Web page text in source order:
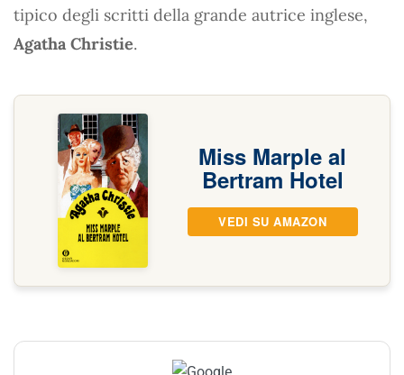
tipico degli scritti della grande autrice inglese,
Agatha Christie.
Miss Marple al
Bertram Hotel
VEDI SU AMAZON